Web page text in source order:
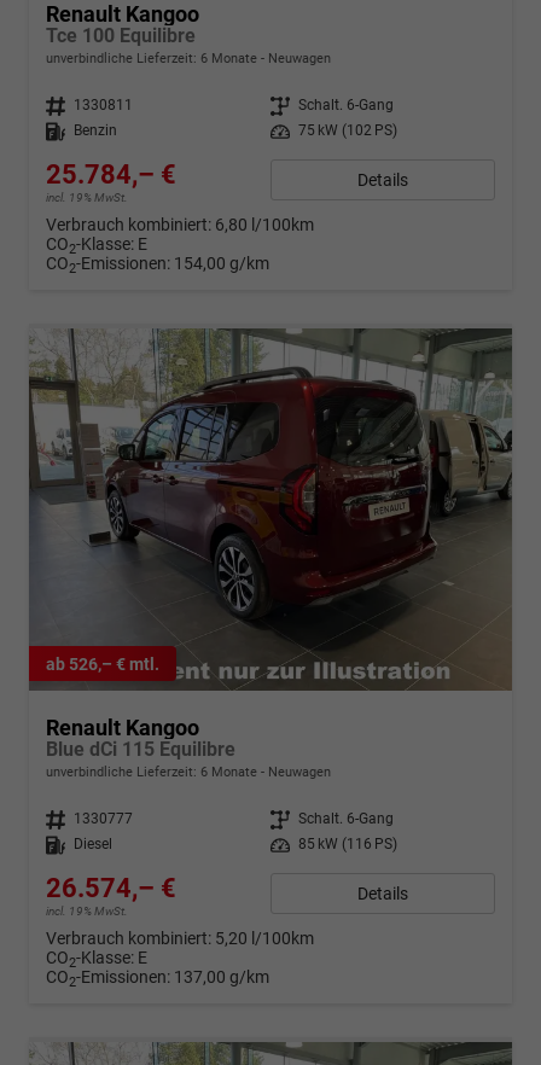
Renault Kangoo
Tce 100 Equilibre
unverbindliche Lieferzeit: 6 Monate Neuwagen
Fahrzeugnr. 1330811 Getriebe Schalt. 6-Gang
Kraftstoff
Benzin Leistung 75 kW (102 PS)
25.784,– €
incl. 19% MwSt.
Details
Verbrauch kombiniert: 6,80 l/100km
CO2-Klasse: E
CO2-Emissionen: 154,00 g/km
ab 526,– € mtl.
Renault Kangoo
Blue dCi 115 Equilibre
unverbindliche Lieferzeit: 6 Monate Neuwagen
Fahrzeugnr. 1330777 Getriebe Schalt. 6-Gang
Kraftstoff
Diesel Leistung 85 kW (116 PS)
26.574,– €
incl. 19% MwSt.
Details
Verbrauch kombiniert: 5,20 l/100km
CO2-Klasse: E
CO2-Emissionen: 137,00 g/km